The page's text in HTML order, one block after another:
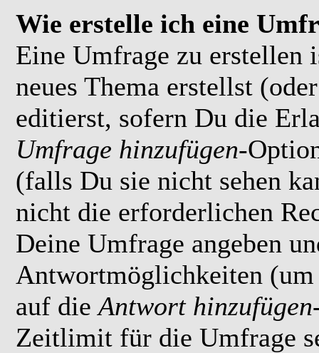
Wie erstelle ich eine
Eine Umfrage zu erstellen
neues Thema erstellst
editierst, sofern Du die
Umfrage hinzufügen-
(falls Du sie nicht sehen
nicht die erforderlichen
Deine Umfrage angeben
Antwortmöglichkeiten
auf dieAntwort hinzufügen
Zeitlimit für die Umfrage